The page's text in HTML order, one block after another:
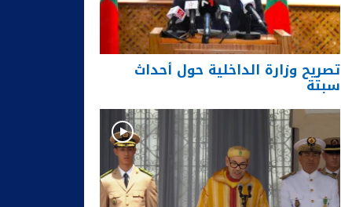
تصريح وزارة الداخلية حول أحداث
سبتة